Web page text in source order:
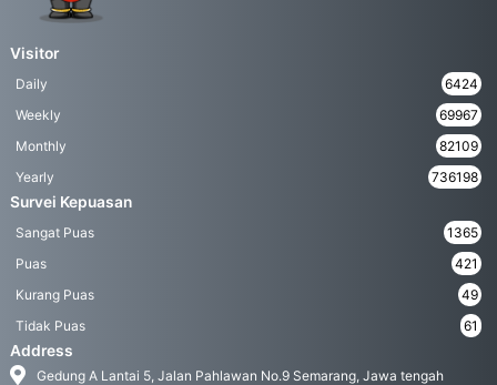
Visitor
Daily
6424
Weekly
69967
Monthly
82109
Yearly
736198
Survei Kepuasan
Sangat Puas
1365
Puas
421
Kurang Puas
49
Tidak Puas
61
Address
Gedung A Lantai 5, Jalan Pahlawan No.9 Semarang, Jawa tengah